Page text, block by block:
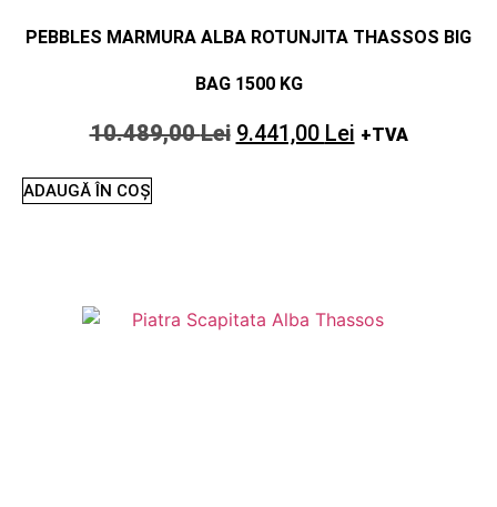
PEBBLES MARMURA ALBA ROTUNJITA THASSOS BIG
BAG 1500 KG
10.489,00Lei 9.441,00 Lei +TVA
ADAUGĂ ÎN COȘ